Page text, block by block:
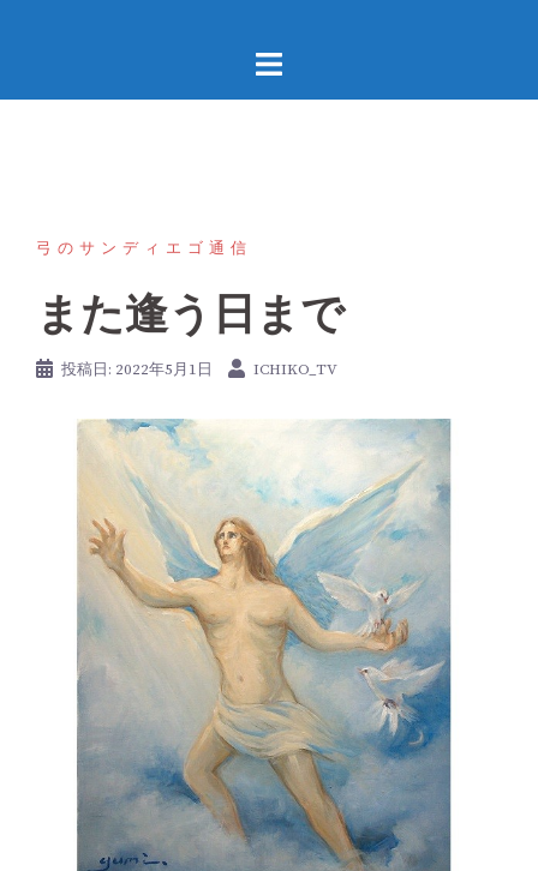
弓のサンディエゴ通信
また逢う日まで
投稿日: 2022年5月1日 ICHIKO_TV